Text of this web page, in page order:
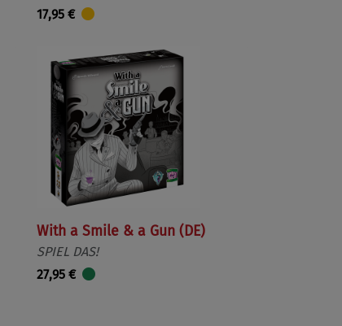
17,95 €
With a Smile & a Gun (DE)
SPIEL DAS!
27,95 €